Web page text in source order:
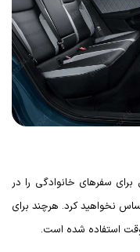
کافی برای سفرهای خانوادگی را در
نخواهید کرد. هرچند برای
استفاده شده است.